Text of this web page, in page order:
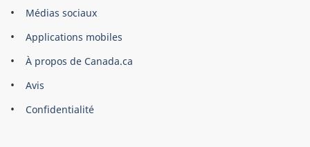
Organisation
gouvernement
du
Canada
Médias sociaux
Applications mobiles
À propos de Canada.ca
Avis
Confidentialité